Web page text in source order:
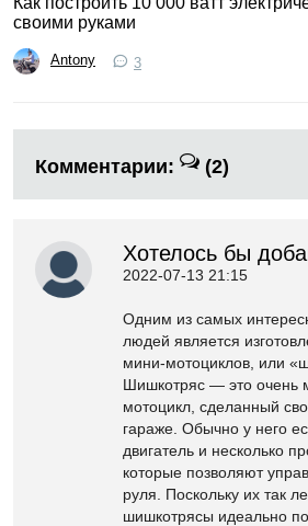
своими руками
Antony 3
Комментарии: (2)
Хотелось бы
2022-07-13 21:15
Одним из самых
людей является
мини-мотоциклов, или
Шишкотряс — это очень
мотоцикл, сделанный
гараже. Обычно у него
двигатель и несколько
которые позволяют
руля. Поскольку их так
шишкотрясы идеально